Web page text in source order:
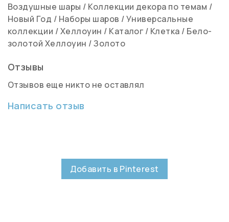
Воздушные шары / Коллекции декора по темам /
Новый Год / Наборы шаров /Универсальные
коллекции /Хеллоуин / Каталог / Клетка / Бело-
золотой Хеллоуин /Золото
Отзывы
Отзывов еще никто не оставлял
Написать отзыв
Добавить в Pinterest